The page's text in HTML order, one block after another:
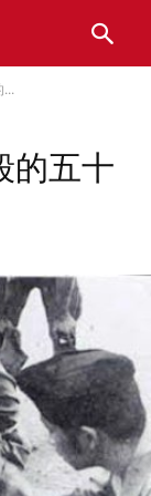
...
的五十